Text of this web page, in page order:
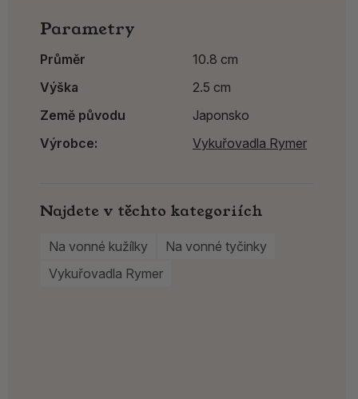
Parametry
Průměr
10.8 cm
Výška
2.5 cm
Země původu
Japonsko
Výrobce:
Vykuřovadla Rymer
Najdete v těchto kategoriích
Na vonné kužílky
Na vonné tyčinky
Vykuřovadla Rymer